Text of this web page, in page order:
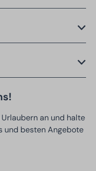
an und halte
und besten Angebote